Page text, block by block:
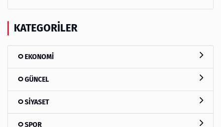
KATEGORILER
EKONOMİ
GÜNCEL
SİYASET
SPOR